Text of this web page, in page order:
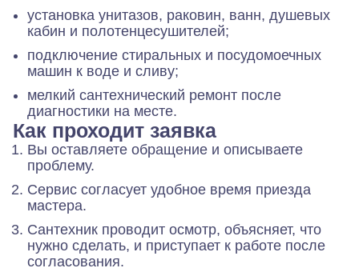
установка унитазов, раковин, ванн, душевых
кабин и полотенцесушителей;
подключение стиральных и посудомоечных
машин к воде и сливу;
мелкий сантехнический ремонт после
диагностики на месте.
Как проходит заявка
Вы оставляете обращение и описываете
проблему.
Сервис согласует удобное время приезда
мастера.
Сантехник проводит осмотр, объясняет, что
нужно сделать, и приступает к работе после
согласования.